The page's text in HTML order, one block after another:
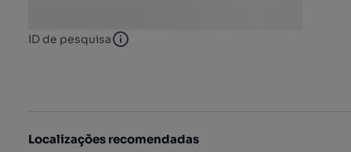
ID de pesquisa ID de pesquisa
Localizações recomendadas